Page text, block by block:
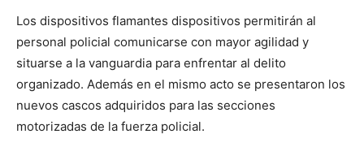
Los dispositivos flamantes dispositivos permitirán al
personal policial comunicarse con mayor agilidad y
situarse a la vanguardia para enfrentar al delito
organizado. Además en el mismo acto se presentaron los
nuevos cascos adquiridos para las secciones
motorizadas de la fuerza policial.